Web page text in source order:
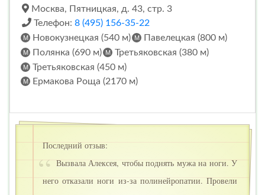
Москва, Пятницкая, д. 43, стр. 3
Телефон: 8 (495) 156-35-22
Новокузнецкая (540 м)
Павелецкая (800 м)
Полянка (690 м)
Третьяковская (380 м)
Третьяковская (450 м)
Ермакова Роща (2170 м)
Последний отзыв:
Вызвала Алексея, чтобы поднять мужа на ноги. У
него отказали ноги из-за полинейропатии. Провели